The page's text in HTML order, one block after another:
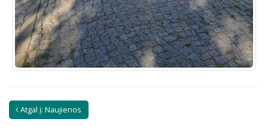
Atgal į: Naujienos